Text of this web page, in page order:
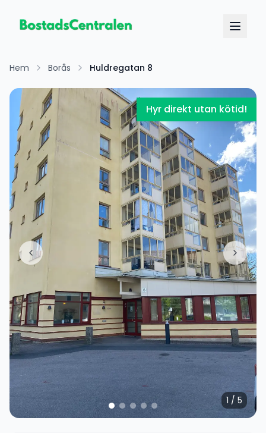
Hem Borås Huldregatan 8
Hyr direkt utan kötid!
1 / 5